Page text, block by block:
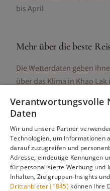
bis April
Mehr über die beste
Die Wetterdaten geben
über das Klima in Khao Lak
Unterschieden, Aktivitäten
Alle Infos zur
Verantwortungsvolle
Daten
Wir und unsere Partner
Technologien, um Informationen
darauf zuzugreifen und
Adresse, eindeutige Kennungen
für personalisierte Werbung und
Inhalten, Zielgruppen-Insights
Drittanbieter (1845) können Ihre